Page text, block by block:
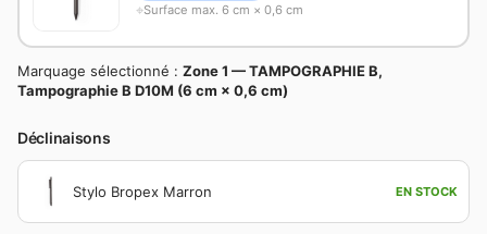
Surface max. 6 cm × 0,6 cm
Marquage sélectionné : Zone 1 — TAMPOGRAPHIE B,
Tampographie B D10M (6 cm × 0,6 cm)
Déclinaisons
Stylo Bropex Marron EN STOCK